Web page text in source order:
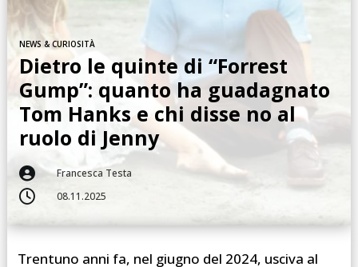
NEWS & CURIOSITÀ
Dietro le quinte di “Forrest
Gump”: quanto ha guadagnato
Tom Hanks e chi disse no al
ruolo di Jenny
 Francesca Testa
 08.11.2025
Trentuno anni fa, nel giugno del 2024, usciva al